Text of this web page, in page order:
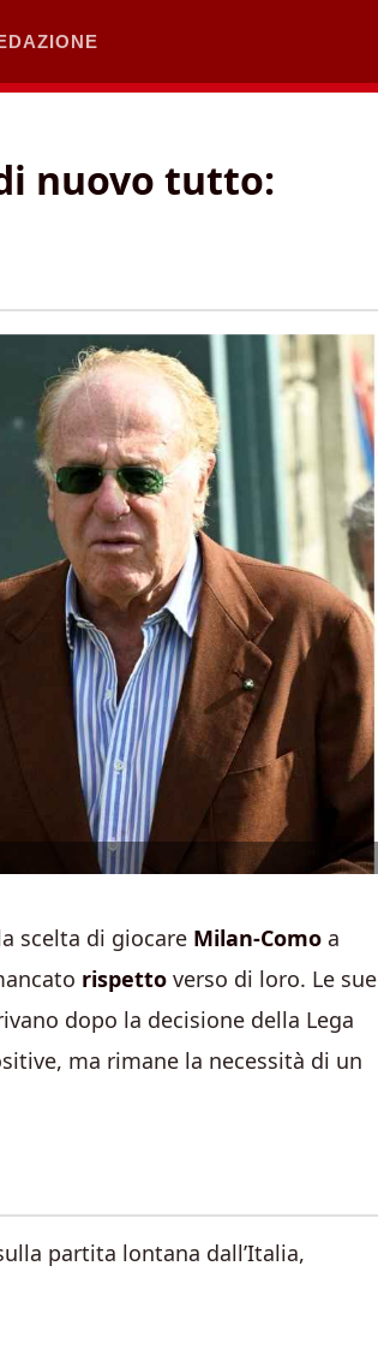
nuovo tutto:
scelta di giocare Milan-Como a
rispetto verso di loro. Le sue
dopo la decisione della Lega
ma rimane la necessità di un
partita lontana dall’Italia,